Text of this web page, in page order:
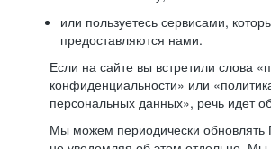
или пользуетесь сервисами,
предоставляются нами.
Если на сайте вы встретили слова
конфиденциальности» или
персональных данных», речь идет
Мы можем периодически обновлять